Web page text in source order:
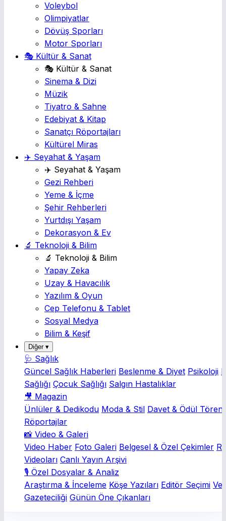
Voleybol
Olimpiyatlar
Dövüş Sporları
Motor Sporları
🎭 Kültür & Sanat
🎭 Kültür & Sanat
Sinema & Dizi
Müzik
Tiyatro & Sahne
Edebiyat & Kitap
Sanatçı Röportajları
Kültürel Miras
✈️ Seyahat & Yaşam
✈️ Seyahat & Yaşam
Gezi Rehberi
Yeme & İçme
Şehir Rehberleri
Yurtdışı Yaşam
Dekorasyon & Ev
🔬 Teknoloji & Bilim
🔬 Teknoloji & Bilim
Yapay Zeka
Uzay & Havacılık
Yazılım & Oyun
Cep Telefonu & Tablet
Sosyal Medya
Bilim & Keşif
Diğer ▾
🩺 Sağlık
Güncel Sağlık Haberleri Beslenme & Diyet Psikoloji
Sağlığı Çocuk Sağlığı Salgın Hastalıklar
🎥 Magazin
Ünlüler & Dedikodu Moda & Stil Davet & Ödül
Röportajlar
📸 Video & Galeri
Video Haber Foto Galeri Belgesel & Özel Çekimler
Videoları Canlı Yayın Arşivi
🎙️ Özel Dosyalar & Analiz
Araştırma & İnceleme Köşe Yazıları Editör Seçimi
Gazeteciliği Günün Öne Çıkanları